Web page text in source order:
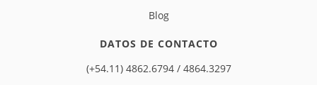
Blog
DATOS DE CONTACTO
(+54.11) 4862.6794 / 4864.3297